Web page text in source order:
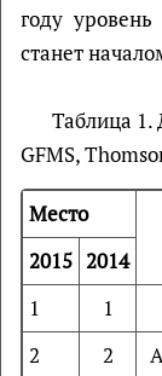
году
станет
Таблица 1.
GFMS,
Место
2015 2014
1
1
2
2